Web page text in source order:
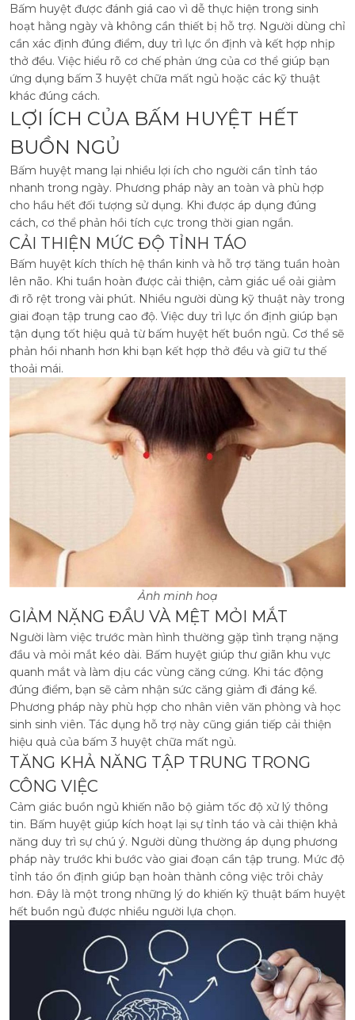
Bấm huyệt được đánh giá cao vì dễ thực hiện trong sinh
hoạt hằng ngày và không cần thiết bị hỗ trợ. Người dùng chỉ
cần xác định đúng điểm, duy trì lực ổn định và kết hợp nhịp
thở đều. Việc hiểu rõ cơ chế phản ứng của cơ thể giúp bạn
ứng dụng bấm 3 huyệt chữa mất ngủ hoặc các kỹ thuật
khác đúng cách.
LỢI ÍCH CỦA BẤM HUYỆT HẾT
BUỒN NGỦ
Bấm huyệt mang lại nhiều lợi ích cho người cần tỉnh táo
nhanh trong ngày. Phương pháp này an toàn và phù hợp
cho hầu hết đối tượng sử dụng. Khi được áp dụng đúng
cách, cơ thể phản hồi tích cực trong thời gian ngắn.
CẢI THIỆN MỨC ĐỘ TỈNH TÁO
Bấm huyệt kích thích hệ thần kinh và hỗ trợ tăng tuần hoàn
lên não. Khi tuần hoàn được cải thiện, cảm giác uể oải giảm
đi rõ rệt trong vài phút. Nhiều người dùng kỹ thuật này trong
giai đoạn tập trung cao độ. Việc duy trì lực ổn định giúp bạn
tận dụng tốt hiệu quả từ bấm huyệt hết buồn ngủ. Cơ thể sẽ
phản hồi nhanh hơn khi bạn kết hợp thở đều và giữ tư thế
thoải mái.
Ảnh minh hoạ
GIẢM NẶNG ĐẦU VÀ MỆT MỎI MẮT
Người làm việc trước màn hình thường gặp tình trạng nặng
đầu và mỏi mắt kéo dài. Bấm huyệt giúp thư giãn khu vực
quanh mắt và làm dịu các vùng căng cứng. Khi tác động
đúng điểm, bạn sẽ cảm nhận sức căng giảm đi đáng kể.
Phương pháp này phù hợp cho nhân viên văn phòng và học
sinh sinh viên. Tác dụng hỗ trợ này cũng gián tiếp cải thiện
hiệu quả của bấm 3 huyệt chữa mất ngủ.
TĂNG KHẢ NĂNG TẬP TRUNG TRONG
CÔNG VIỆC
Cảm giác buồn ngủ khiến não bộ giảm tốc độ xử lý thông
tin. Bấm huyệt giúp kích hoạt lại sự tỉnh táo và cải thiện khả
năng duy trì sự chú ý. Người dùng thường áp dụng phương
pháp này trước khi bước vào giai đoạn cần tập trung. Mức độ
tỉnh táo ổn định giúp bạn hoàn thành công việc trôi chảy
hơn. Đây là một trong những lý do khiến kỹ thuật bấm huyệt
hết buồn ngủ được nhiều người lựa chọn.